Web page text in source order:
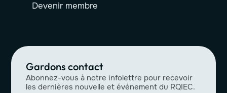
Devenir membre
Gardons contact
Abonnez-vous à notre infolettre pour recevoir
les dernières nouvelle et événement du RQIEC.